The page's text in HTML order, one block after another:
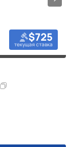
$725
текущая ставка